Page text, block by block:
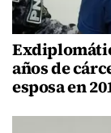
años de
esposa en